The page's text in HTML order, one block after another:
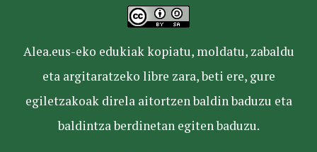
Alea.eus-eko edukiak kopiatu, moldatu, zabaldu
eta argitaratzeko libre zara, beti ere, gure
egiletzakoak direla aitortzen baldin baduzu eta
baldintza berdinetan egiten baduzu.